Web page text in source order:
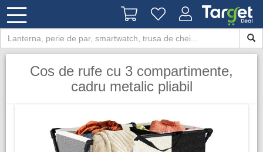
Cos de rufe cu 3 compartimente,
cadru metalic pliabil